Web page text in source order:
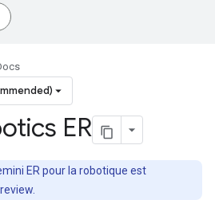
ER
ER pour la robotique est